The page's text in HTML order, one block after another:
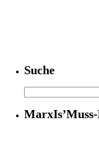
Suche
nach: